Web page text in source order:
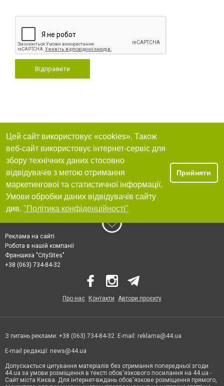
Відправити
Цей сайт використовує «cookies». Також
веб-сайт використовує інтернет-сервіс для
збору технічних даних стосовно
відвідувачів з метою отримання
маркетингової та статистичної інформації.
Умови обробки даних відвідувачів сайту
див. "Політика конфіденційності"
Прийняти
Реклама на сайті
Робота в нашій компанії
Франшиза "CitySites"
+38 (063) 734-84-32
Про нас Контакти Автори проєкту
З питань реклами: +38 (063) 734-84-32. E-mail: reklama@44.ua
E-mail редакції: news@44.ua
Допускається цитування матеріалів без отримання попередньої згоди
44.ua за умови розміщення в тексті обов'язкового посилання на 44.ua -
Сайт міста Києва. Для інтернет-видань обов'язкове розміщення прямого,